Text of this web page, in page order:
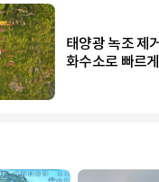
태양광 녹조 제
화수소로 빠르